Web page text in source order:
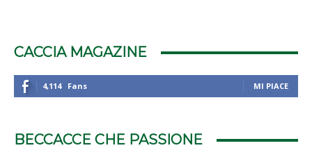
CACCIA MAGAZINE
4,114 Fans MI PIACE
BECCACCE CHE PASSIONE